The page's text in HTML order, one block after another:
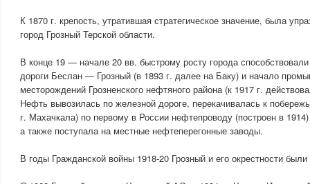
К 1870 г. крепость, утратившая стратегическое значение, была
город Грозный Терской области.
В конце 19 — начале 20 вв. быстрому росту города
дороги Беслан — Грозный (в 1893 г. далее на Баку) и начало
месторождений Грозненского нефтяного района (к 1917 г.
Нефть вывозилась по железной дороге, перекачивалась к
г. Махачкала) по первому в России нефтепроводу (построен в
а также поступала на местные нефтеперегонные заводы.
В годы Гражданской войны 1918-20 Грозный и его окрестности